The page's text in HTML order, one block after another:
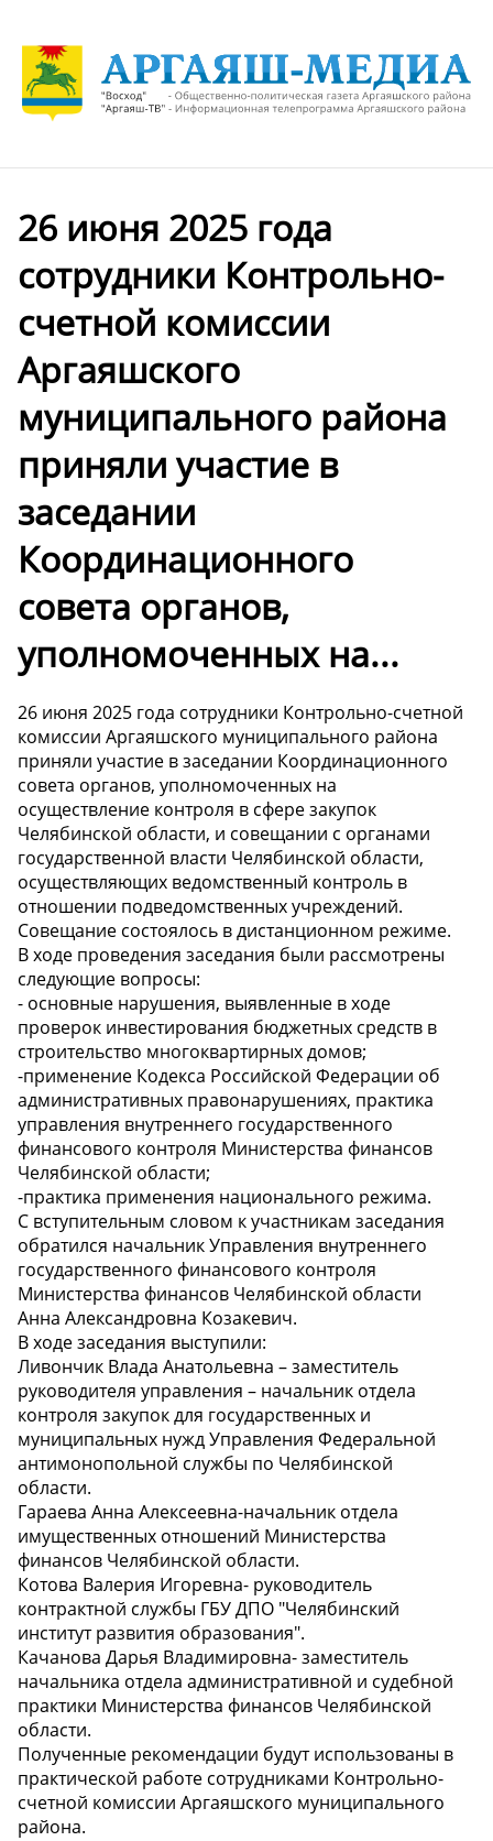
26 июня 2025 года
сотрудники Контрольно-
счетной комиссии
Аргаяшского
муниципального района
приняли участие в
заседании
Координационного
совета органов,
уполномоченных на...
26 июня 2025 года сотрудники Контрольно-счетной
комиссии Аргаяшского муниципального района
приняли участие в заседании Координационного
совета органов, уполномоченных на
осуществление контроля в сфере закупок
Челябинской области, и совещании с органами
государственной власти Челябинской области,
осуществляющих ведомственный контроль в
отношении подведомственных учреждений.
Совещание состоялось в дистанционном режиме.
В ходе проведения заседания были рассмотрены
следующие вопросы:
- основные нарушения, выявленные в ходе
проверок инвестирования бюджетных средств в
строительство многоквартирных домов;
-применение Кодекса Российской Федерации об
административных правонарушениях, практика
управления внутреннего государственного
финансового контроля Министерства финансов
Челябинской области;
-практика применения национального режима.
С вступительным словом к участникам заседания
обратился начальник Управления внутреннего
государственного финансового контроля
Министерства финансов Челябинской области
Анна Александровна Козакевич.
В ходе заседания выступили:
Ливончик Влада Анатольевна – заместитель
руководителя управления – начальник отдела
контроля закупок для государственных и
муниципальных нужд Управления Федеральной
антимонопольной службы по Челябинской
области.
Гараева Анна Алексеевна-начальник отдела
имущественных отношений Министерства
финансов Челябинской области.
Котова Валерия Игоревна- руководитель
контрактной службы ГБУ ДПО "Челябинский
институт развития образования".
Качанова Дарья Владимировна- заместитель
начальника отдела административной и судебной
практики Министерства финансов Челябинской
области.
Полученные рекомендации будут использованы в
практической работе сотрудниками Контрольно-
счетной комиссии Аргаяшского муниципального
района.